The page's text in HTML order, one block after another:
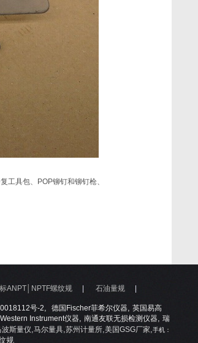
具包、POP铆钉和铆钉枪、
号-2, 德国 Fischer菲希尔仪器, 英国易高
Western Instrument仪器, 南通友联无损检测仪器, 瑞
波斯量仪,马尔量具,苏州计量所,美国GSG厂家,手机：
规
ANPT│NPTF螺纹规 石油量规